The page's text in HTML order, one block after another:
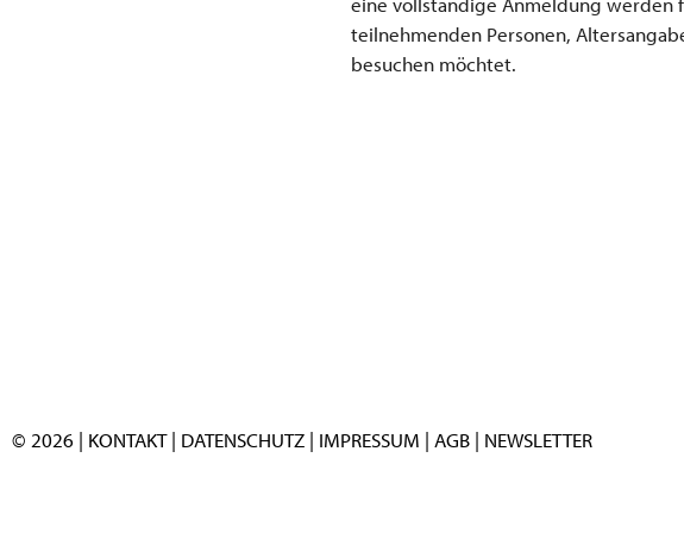
teilnehmenden Personen,
besuchen möchtet.
© 2026 | KONTAKT| DATENSCHUTZ | IMPRESSUM | AGB | NEWSLETTER